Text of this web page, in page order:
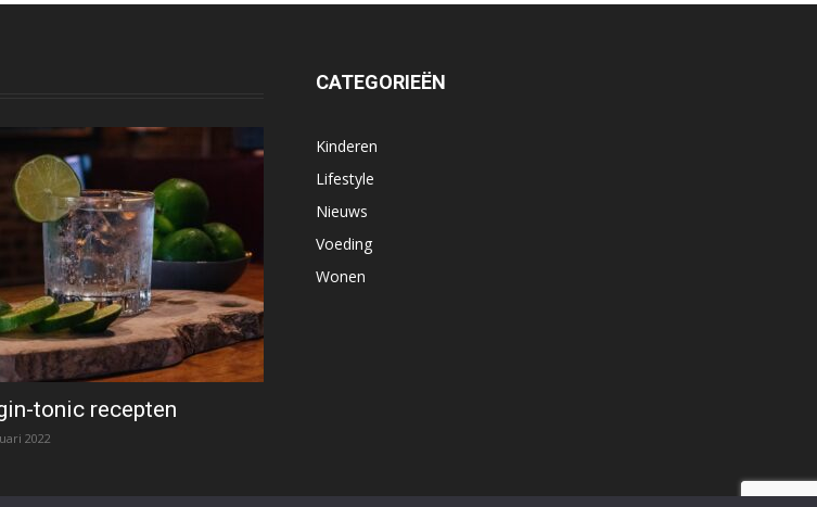
tonic recepten
2022
CATEGORIEËN
Kinderen
Lifestyle
Nieuws
Voeding
Wonen